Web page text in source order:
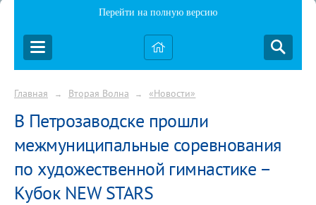
Перейти на полную версию
Главная → Вторая Волна → «Новости»
В Петрозаводске прошли
межмуниципальные соревнования
по художественной гимнастике –
Кубок NEW STARS